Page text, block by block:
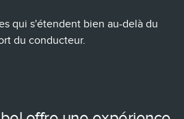
qui s'étendent bien au-delà du
du conducteur.